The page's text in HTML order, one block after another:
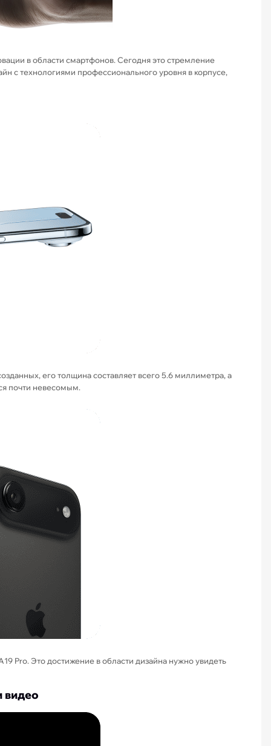
в области смартфонов. Сегодня это стремление
с технологиями профессионального уровня в корпусе,
его толщина составляет всего 5.6 миллиметра, а
почти невесомым.
Это достижение в области дизайна нужно увидеть
видео